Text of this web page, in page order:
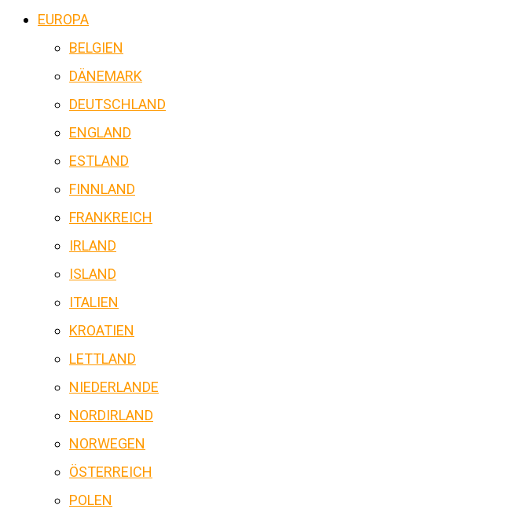
EUROPA
BELGIEN
DÄNEMARK
DEUTSCHLAND
ENGLAND
ESTLAND
FINNLAND
FRANKREICH
IRLAND
ISLAND
ITALIEN
KROATIEN
LETTLAND
NIEDERLANDE
NORDIRLAND
NORWEGEN
ÖSTERREICH
POLEN